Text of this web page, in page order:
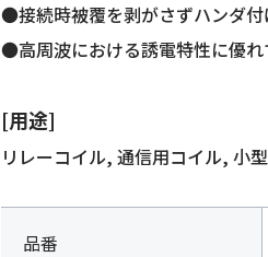
●接続時被覆を剥がさずハンダ付
●高周波における誘電特性に優れ
[用途]
リレーコイル, 通信用コイル, 小
品番